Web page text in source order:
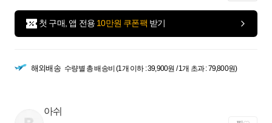
첫 구매, 앱 전용 10만원 쿠폰팩 받기
해외배송 수량별 총 배송비 (1개 이하 : 39,900원 / 1개 초과 : 79,800원)
아쉬